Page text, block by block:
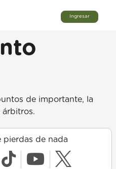
Ingresar
de importante, la
árbitros.
pierdas de nada